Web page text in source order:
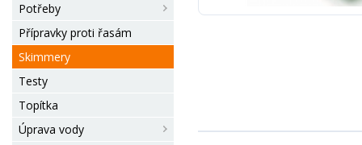
Potřeby
Přípravky proti řasám
Skimmery
Testy
Topítka
Úprava vody